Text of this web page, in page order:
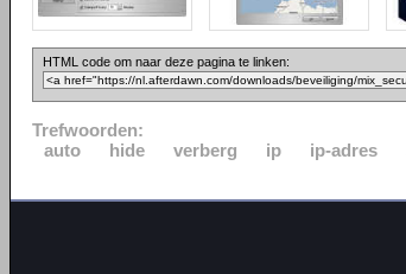
HTML code om naar deze pagina te linken:
Trefwoorden:
auto
hide verberg ip ip-adres